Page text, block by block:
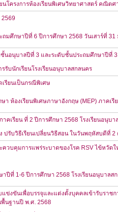
นโครงการห้องเรียนพิเศษวิทยาศาสตร์ คณิ
2569
ถมศึกษาปีที่ 6 ปีการศึกษา 2568 วันเสาร์ที่
ชั้นอนุบาลปีที่ 3 และระดับชั้นประถมศึกษาปีที่
รับนักเรียนโรงเรียนอนุบาลสกลนคร
เรียนเป็นกรณีพิเศษ
า ห้องเรียนพิเศษภาษาอังกฤษ (MEP) ภาคเ
คเรียน ที่ 2 ปีการศึกษา 2568 โรงเรียนอนุบา
ปรับวิธีเรียนเปลี่ยนวิธีสอน ในวันพฤหัสบดีที่
ควบคุมการแพร่ระบาดของโรค RSV ไข้หวั
ปีที่ 1-6 ปีการศึกษา 2568 โรงเรียนอนุบาลส
ข่งขันเพื่อบรรจุและแต่งตั้งบุคคลเข้ารับรา
นฐานปี พ.ศ. 2568